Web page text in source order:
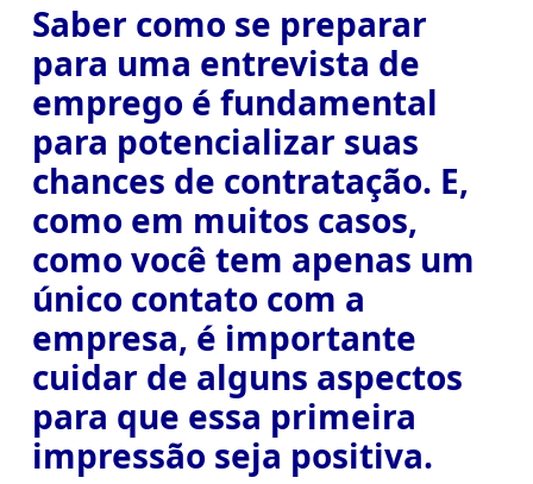
Saber como se preparar
para uma entrevista de
emprego é fundamental
para potencializar suas
chances de contratação. E,
como em muitos casos,
como você tem apenas um
único contato com a
empresa, é importante
cuidar de alguns aspectos
para que essa primeira
impressão seja positiva.